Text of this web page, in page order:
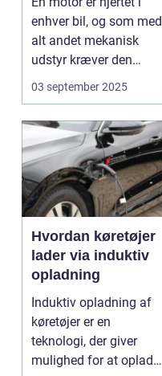
enhver bil, og som med
alt andet mekanisk
udstyr kræver den
omsorg for a...
03 september 2025
Hvordan køretøjer
lader via induktiv
opladning
Induktiv opladning af
køretøjer er en
teknologi, der giver
mulighed for at oplade